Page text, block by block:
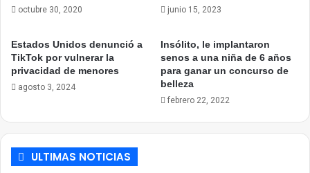
octubre 30, 2020 junio 15, 2023
Estados Unidos denunció a
TikTok por vulnerar la
privacidad de menores
agosto 3, 2024
Insólito, le implantaron
senos a una niña de 6 años
para ganar un concurso de
belleza
febrero 22, 2022
ULTIMAS NOTICIAS